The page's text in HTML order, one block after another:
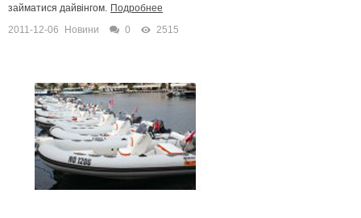
займатися дайвінгом. Подробнее
2011-12-06
Новини 0 2515